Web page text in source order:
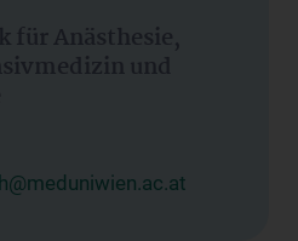
Anästhesie,
und